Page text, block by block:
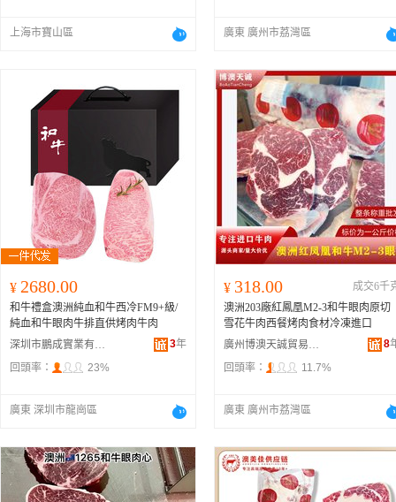
上海市寶山區 廣東 廣州市荔灣區
¥ 2680.00
和牛禮盒澳洲純血和牛西冷FM9+級/
純血和牛眼肉牛排直供烤肉牛肉
深圳市鵬成實業有限公司
3年
回頭率：
23%
廣東 深圳市龍崗區
¥ 318.00
成交6千
澳洲203廠紅鳳凰M2-3和牛眼肉原切
雪花牛肉西餐烤肉食材冷凍進口
廣州博澳天誠貿易有限公司
8
回頭率：
11.7%
廣東 廣州市荔灣區